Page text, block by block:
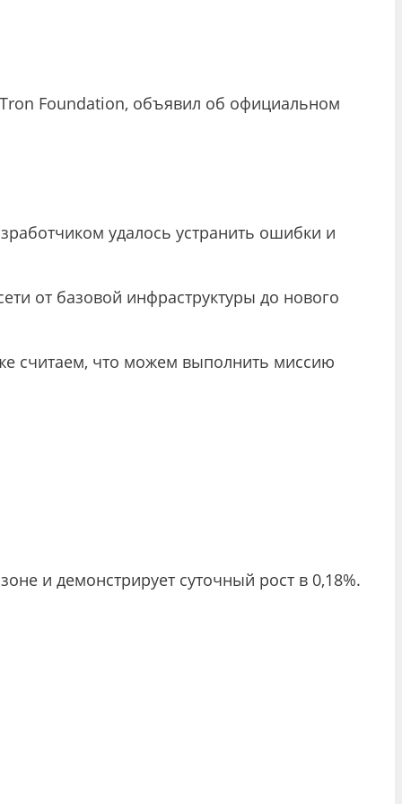
Foundation, объявил об официальном
удалось устранить ошибки и
от базовой инфраструктуры до нового
считаем, что можем выполнить миссию
и демонстрирует суточный рост в 0,18%.